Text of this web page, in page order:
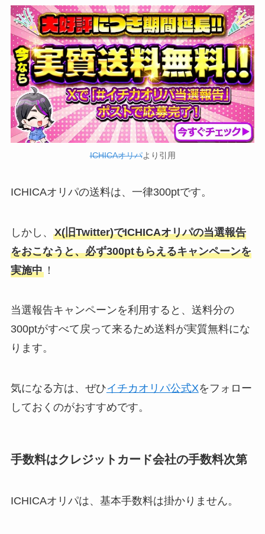
ICHICAオリパより引用
ICHICAオリパの送料は、一律300ptです。
しかし、 X(旧Twitter)でICHICAオリパの当選報告
をおこなうと、必ず300ptもらえるキャンペーンを
実施中！
当選報告キャンペーンを利用すると、送料分の
300ptがすべて戻って来るため送料が実質無料にな
ります。
気になる方は、ぜひイチカオリパ公式Xをフォロー
しておくのがおすすめです。
手数料はクレジットカード会社の手数料次第
ICHICAオリパは、基本手数料は掛かりません。